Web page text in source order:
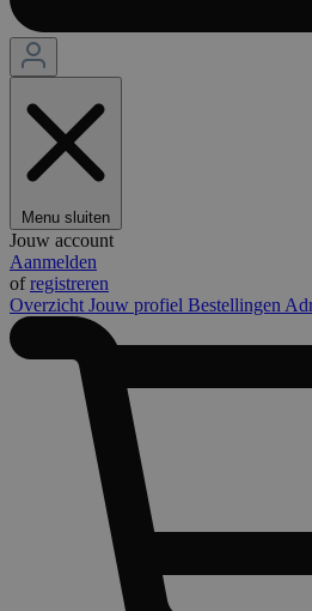
Menu sluiten
Jouw account
Aanmelden
ofregistreren
Overzicht Jouw profiel Bestellingen